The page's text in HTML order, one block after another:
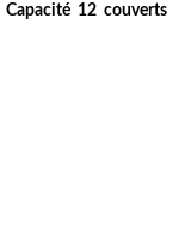
Capacité 12 couverts